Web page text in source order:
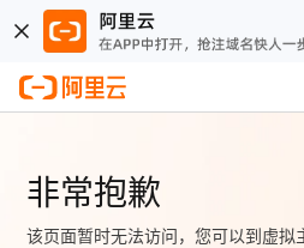
非常抱歉
该页面暂时无法访问，您可以到虚拟